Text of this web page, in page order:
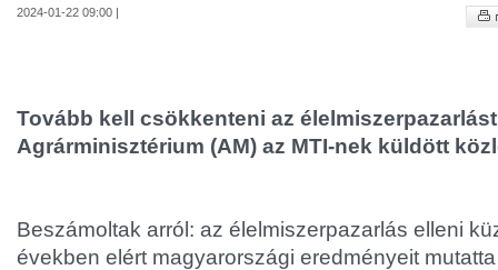
2024-01-22 09:00 |
Tovább kell csökkenteni az
Agrárminisztérium (AM) az MTI-nek küldött
Beszámoltak arról: az élelmiszerpazarlás elleni
években elért magyarországi eredményeit